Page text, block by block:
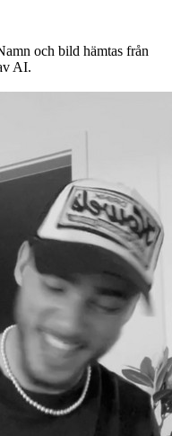
och bild hämtas från
AI.